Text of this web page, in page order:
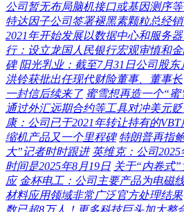
公司暂无布局脑机接口或基因测序
特达因子公司签署褪黑素颗粒总经
2021年开始发展以数据中心和服务
行：设立龙国人民银行宏观审慎和
碑 阳光乳业：截至7月31日公司股东
洪铃获批出任现代财险董事、董事长
一封信后续来了 蜜雪想再造一个“蜜
通过外汇远期合约等工具对冲美元
康：公司已于2021年转让持有的
缩机产品又一个里程碑 特朗普再指
大”记者时时跟进 英维克：公司
时间是2025年8月19日 关于“内卷式
应 金杯电工：公司主要产品为电磁
材料应用领域非常广泛官方处理结果